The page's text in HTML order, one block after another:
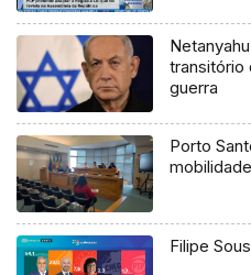
transitório
guerra
Porto
Filipe